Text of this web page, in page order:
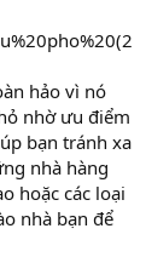
hảo vì nó
nhờ ưu điểm
bạn tránh xa
nhà hàng
hoặc các loại
nhà bạn để